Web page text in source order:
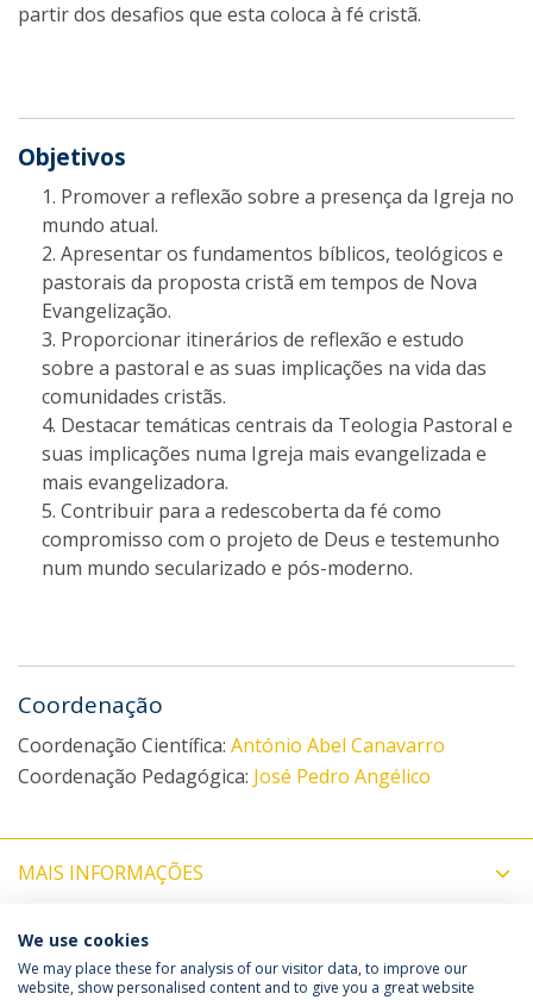
partir dos desafios que esta coloca à fé cristã.
Objetivos
Promover a reflexão sobre a presença da Igreja no
mundo atual.
Apresentar os fundamentos bíblicos, teológicos e
pastorais da proposta cristã em tempos de Nova
Evangelização.
Proporcionar itinerários de reflexão e estudo
sobre a pastoral e as suas implicações na vida das
comunidades cristãs.
Destacar temáticas centrais da Teologia Pastoral e
suas implicações numa Igreja mais evangelizada e
mais evangelizadora.
Contribuir para a redescoberta da fé como
compromisso com o projeto de Deus e testemunho
num mundo secularizado e pós-moderno.
Coordenação
Coordenação Científica: António Abel Canavarro
Coordenação Pedagógica: José Pedro Angélico
MAIS INFORMAÇÕES
COORDENADOR
We use cookies
We may place these for analysis of our visitor data, to improve our
website, show personalised content and to give you a great website